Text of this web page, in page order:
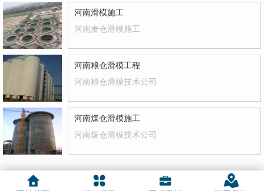
河南滑模施工
河南麦仓滑模施工
河南粮仓滑模工程
河南粮仓滑模技术公司
河南煤仓滑模施工
河南煤仓滑模技术公司